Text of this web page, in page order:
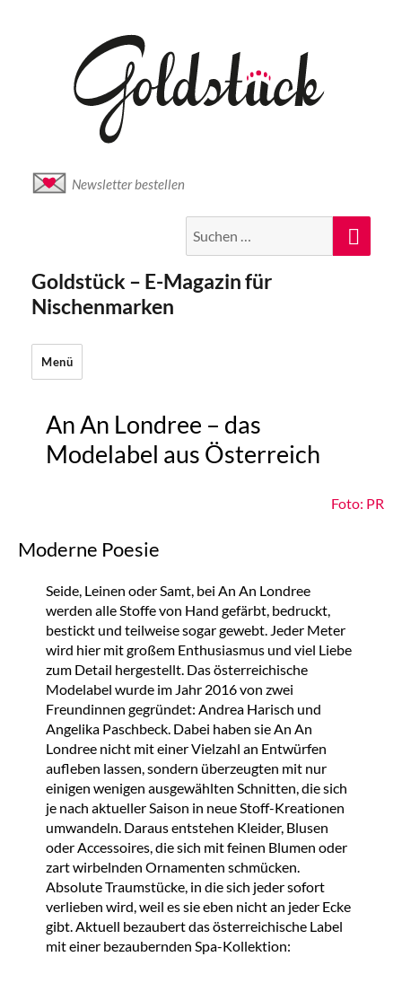
Newsletter bestellen
nach:
Goldstück – E-Magazin für
Nischenmarken
Menü
An An Londree – das
Modelabel aus Österreich
Foto: PR
Moderne Poesie
Seide, Leinen oder Samt, bei An An Londree
werden alle Stoffe von Hand gefärbt, bedruckt,
bestickt und teilweise sogar gewebt. Jeder Meter
wird hier mit großem Enthusiasmus und viel Liebe
zum Detail hergestellt. Das österreichische
Modelabel wurde im Jahr 2016 von zwei
Freundinnen gegründet: Andrea Harisch und
Angelika Paschbeck. Dabei haben sie An An
Londree nicht mit einer Vielzahl an Entwürfen
aufleben lassen, sondern überzeugten mit nur
einigen wenigen ausgewählten Schnitten, die sich
je nach aktueller Saison in neue Stoff-Kreationen
umwandeln. Daraus entstehen Kleider, Blusen
oder Accessoires, die sich mit feinen Blumen oder
zart wirbelnden Ornamenten schmücken.
Absolute Traumstücke, in die sich jeder sofort
verlieben wird, weil es sie eben nicht an jeder Ecke
gibt. Aktuell bezaubert das österreichische Label
mit einer bezaubernden Spa-Kollektion: